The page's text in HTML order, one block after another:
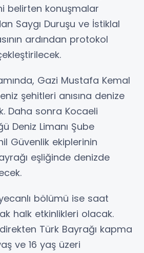
belirten konuşmalar
Saygı Duruşu ve İstiklal
ardından protokol
Gazi Mustafa Kemal
şehitleri anısına denize
Daha sonra Kocaeli
Deniz Limanı Şube
Güvenlik ekiplerinin
eşliğinde denizde
bölümü ise saat
halk etkinlikleri olacak.
Türk Bayrağı kapma
ve 16 yaş üzeri